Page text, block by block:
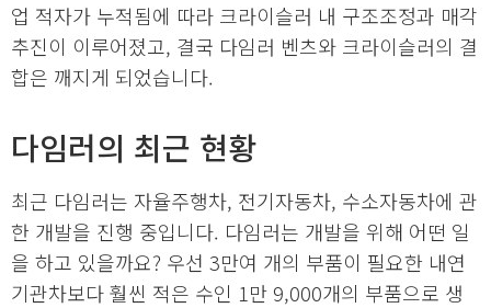
업 적자가 누적됨에 따라 크라이슬러 내 구조조정과 매각
추진이 이루어졌고, 결국 다임러 벤츠와 크라이슬러의 결
합은 깨지게 되었습니다.
다임러의 최근 현황
최근 다임러는 자율주행차, 전기자동차, 수소자동차에 관
한 개발을 진행 중입니다. 다임러는 개발을 위해 어떤 일
을 하고 있을까요? 우선 3만여 개의 부품이 필요한 내연
기관차보다 훨씬 적은 수인 1만 9,000개의 부품으로 생